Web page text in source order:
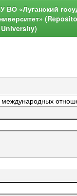
ВО «Луганский